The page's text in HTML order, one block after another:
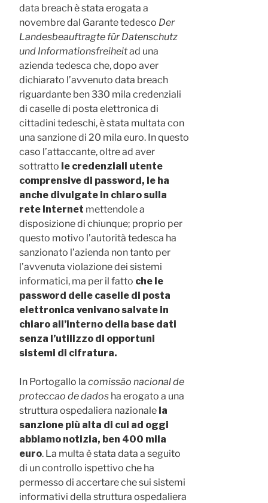
data breach è stata erogata a
novembre dal Garante tedesco Der
Landesbeauftragte für Datenschutz
und Informationsfreiheitad una
azienda tedesca che, dopo aver
dichiarato l’avvenuto data breach
riguardante ben 330 mila credenziali
di caselle di posta elettronica di
cittadini tedeschi, è stata multata con
una sanzione di 20 mila euro. In questo
caso l’attaccante, oltre ad aver
sottratto le credenziali utente
comprensive di password, le ha
anche divulgate in chiaro sulla
rete Internet mettendole a
disposizione di chiunque; proprio per
questo motivo l’autorità tedesca ha
sanzionato l’azienda non tanto per
l’avvenuta violazione dei sistemi
informatici, ma per il fatto che le
password delle caselle di posta
elettronica venivano salvate in
chiaro all’interno della base dati
senza l’utilizzo di opportuni
sistemi di cifratura.
In Portogallo la comissão nacional de
proteccao de dados ha erogato a una
struttura ospedaliera nazionale la
sanzione più alta di cui ad oggi
abbiamo notizia, ben 400 mila
euro. La multa è stata data a seguito
di un controllo ispettivo che ha
permesso di accertare che sui sistemi
informativi della struttura ospedaliera